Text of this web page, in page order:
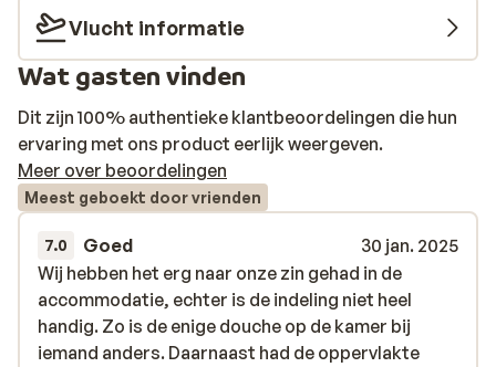
Vlucht informatie
Wat gasten vinden
Dit zijn 100% authentieke klantbeoordelingen die hun
ervaring met ons product eerlijk weergeven.
Meer over beoordelingen
Meest geboekt door vrienden
7.0 Goed
30 jan. 2025
Wij hebben het erg naar onze zin gehad in de
accommodatie, echter is de indeling niet heel
handig. Zo is de enige douche op de kamer bij
iemand anders. Daarnaast had de oppervlakte
Wij hebben het erg naar onze zin gehad in de
accommodatie, echter is de indeling niet heel
handig. Zo is de enige douche op de kamer bij
iemand anders. Daarnaast had de oppervlakte